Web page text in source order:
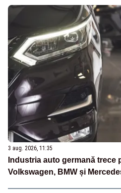
3 aug. 2026, 11:35
Industria auto germană trece
Volkswagen, BMW și